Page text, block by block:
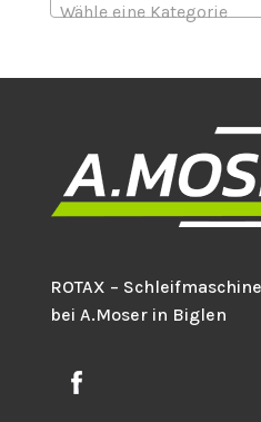
Wähle eine Kategorie
ROTAX –
bei A.Moser in Biglen